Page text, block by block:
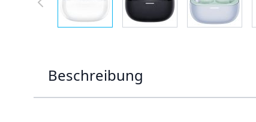
Beschreibung